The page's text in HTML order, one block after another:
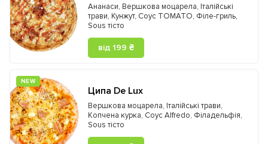
Ананаси, Вершкова моцарела, Італійські
трави, Кунжут, Соус TOMATO, Філе-гриль,
Sous тісто
від 199 ₴
NEW
Ципа De Lux
Вершкова моцарела, Італійські трави,
Копчена курка, Соус Alfredo, Філадельфія,
Sous тісто